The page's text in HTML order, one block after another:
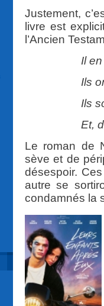
Justement,
livre est
l’Ancien
Il
Ils ont péri
Ils sont
Et, de
Le roman de
sève et de
désespoir.
autre se
condamnés la